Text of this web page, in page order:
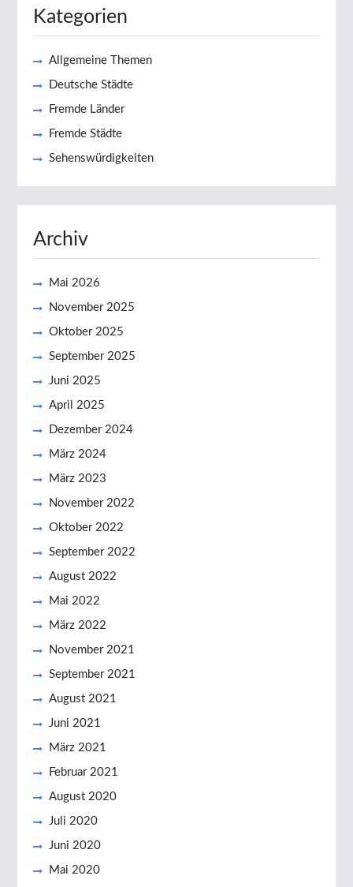
Kategorien
Allgemeine Themen
Deutsche Städte
Fremde Länder
Fremde Städte
Sehenswürdigkeiten
Archiv
Mai 2026
November 2025
Oktober 2025
September 2025
Juni 2025
April 2025
Dezember 2024
März 2024
März 2023
November 2022
Oktober 2022
September 2022
August 2022
Mai 2022
März 2022
November 2021
September 2021
August 2021
Juni 2021
März 2021
Februar 2021
August 2020
Juli 2020
Juni 2020
Mai 2020